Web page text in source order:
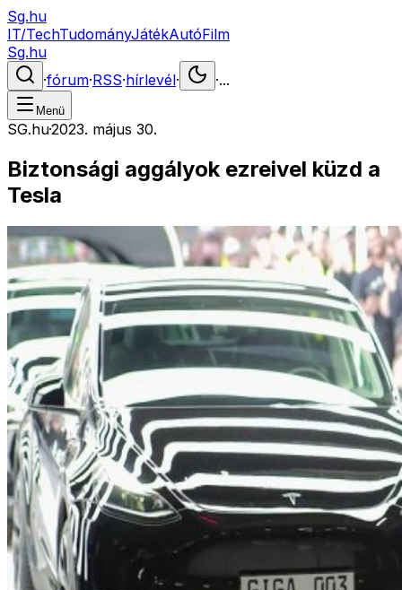
Sg.hu
IT/TechTudományJátékAutóFilm
Sg.hu
·fórum·RSS·hírlevél· ·...
Menü
SG.hu·2023. május 30.
Biztonsági aggályok ezreivel küzd a
Tesla